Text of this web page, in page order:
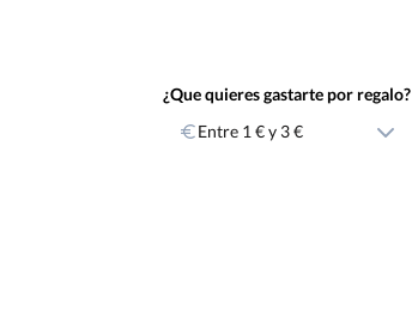
¿Que quieres gastarte por regalo?
Entre 1 € y 3 €